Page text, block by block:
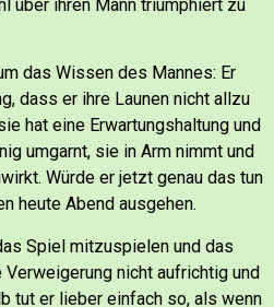
über ihren Mann triumphiert zu
das Wissen des Mannes: Er
dass er ihre Launen nicht allzu
hat eine Erwartungshaltung und
umgarnt, sie in Arm nimmt und
Würde er jetzt genau das tun
heute Abend ausgehen.
Spiel mitzuspielen und das
nicht aufrichtig und
tut er lieber einfach so, als wenn